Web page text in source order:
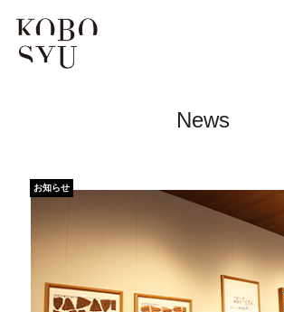
News
お知らせ